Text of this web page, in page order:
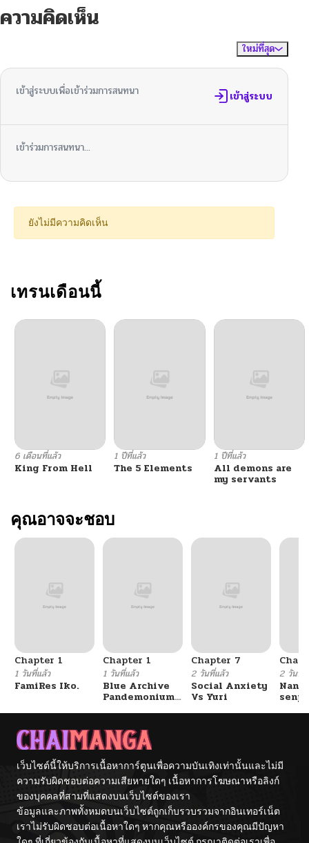
ความคิดเห็น
ใหม่ที่สุด
เข้าสู่ระบบเพื่อเข้าร่วมการสนทนา เข้าสู่ระบบ
เข้าร่วมการสนทนา...
ยังไม่มีความคิดเห็น
เทรนเดือนนี้
6 เดือนที่แล้ว
King From Hell
1 ปีที่แล้ว
The 5 Elements
1 ปีที่แล้ว
All demons are
my servants
คุณอาจจะชอบ
Chapter 1
1 วันที่แล้ว
FamiRes Iko.
Chapter 1
1 วันที่แล้ว
Blue Archive
Pandemonium
Chapter 7
2 วันที่แล้ว
Social Anxiety
Vs Yuri
2 วันที่แ
เว็บไซต์นี้ให้บริการเนื้อหาการ์ตูนเพื่อความบันเทิงเท่านั้นและไม่มี
ความรับผิดชอบต่อความเสียหายใดๆ เนื้อหาการโฆษณาหรือลิงก์
ของบุคคลที่สามที่แสดงบนเว็บไซต์ของเรา
ข้อมูลและภาพทั้งหมดบนเว็บไซต์ถูกเก็บรวบรวมจากอินเทอร์เน็ต
เราไม่รับผิดชอบต่อเนื้อหาใดๆ หากคุณหรือองค์กรของคุณมีปัญหา